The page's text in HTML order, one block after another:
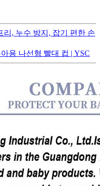
리, 누수 방지, 잡기 편한 손
용 나선형 빨대 컵 | YSC